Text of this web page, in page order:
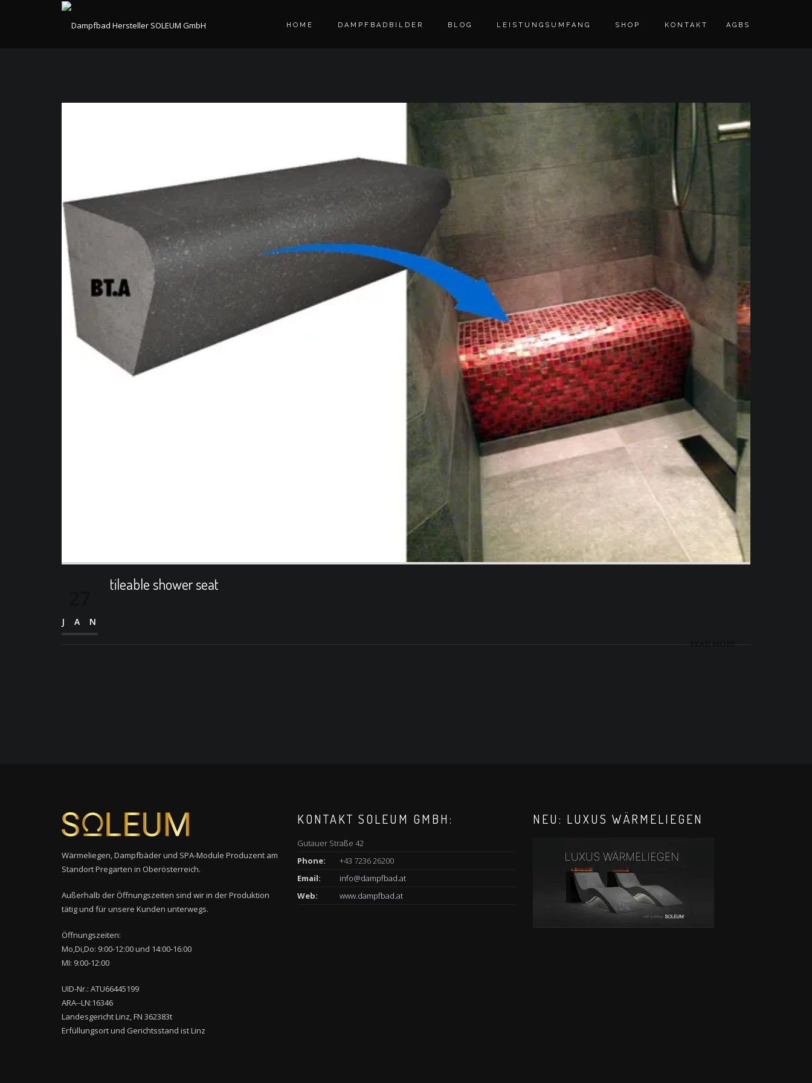
HOME DAMPFBADBILDER BLOG LEISTUNGSUMFANG SHOP KONTAKT AGBS
JAN
tileable shower seat
READ MORE
Wärmeliegen, Dampfbäder und SPA-Module Produzent am
Standort Pregarten in Oberösterreich.
Außerhalb der Öffnungszeiten sind wir in der Produktion
tätig und für unsere Kunden unterwegs.
Öffnungszeiten:
Mo,Di,Do: 9:00-12:00 und 14:00-16:00
MI: 9:00-12:00
UID-Nr.: ATU66445199
ARA--LN:16346
Landesgericht Linz, FN 362383t
Erfüllungsort und Gerichtsstand ist Linz
KONTAKT SOLEUM GMBH:
Gutauer Straße 42
Phone:
+43 7236 26200
Email:
info@dampfbad.at
Web:
www.dampfbad.at
NEU: LUXUS WÄRMELIEGEN